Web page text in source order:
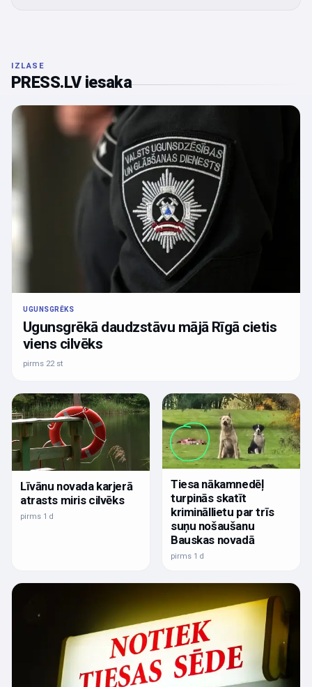
IZLASE
PRESS.LV iesaka
UGUNSGRĒKS
Ugunsgrēkā daudzstāvu mājā Rīgā cietis
viens cilvēks
pirms 22 st
Līvānu novada karjerā
atrasts miris cilvēks
pirms 1 d
Tiesa nākamnedēļ
turpinās skatīt
krimināllietu par trīs
suņu nošaušanu
Bauskas novadā
pirms 1 d